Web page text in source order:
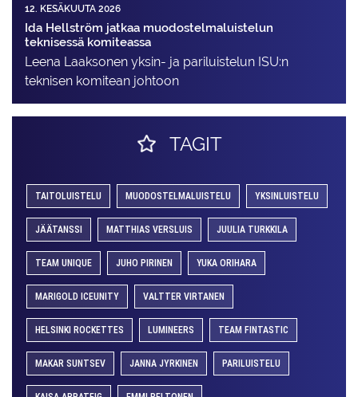
12. KESÄKUUTA 2026
Ida Hellström jatkaa muodostelmaluistelun
teknisessä komiteassa
Leena Laaksonen yksin- ja pariluistelun ISU:n
teknisen komitean johtoon
TAGIT
TAITOLUISTELU MUODOSTELMALUISTELU YKSINLUISTELU
JÄÄTANSSI MATTHIAS VERSLUIS JUULIA TURKKILA
TEAM UNIQUE JUHO PIRINEN YUKA ORIHARA
MARIGOLD ICEUNITY VALTTER VIRTANEN
HELSINKI ROCKETTES LUMINEERS TEAM FINTASTIC
MAKAR SUNTSEV JANNA JYRKINEN PARILUISTELU